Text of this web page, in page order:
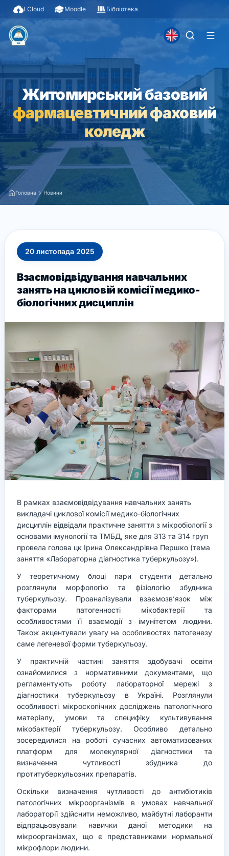
LCloud Moodle Бібліотека
Житомирський базовий
фармацевтичний фаховий
коледж
Головна Новини
20 листопада 2025
Взаємовідвідування навчальних
занять на цикловій комісії медико-
біологічних дисциплін
В рамках взаємовідвідування навчальних занять
викладачі циклової комісії медико-біологічних
дисциплін відвідали практичне заняття з мікробіології з
основами імунології та ТМБД, яке для 313 та 314 груп
провела голова цк Ірина Олександрівна Першко (тема
заняття «Лабораторна діагностика туберкульозу»).
У теоретичному блоці пари студенти детально
розглянули морфологію та фізіологію збудника
туберкульозу. Проаналізували взаємозв’язок між
факторами патогенності мікобактерії та
особливостями її взаємодії з імунітетом людини.
Також акцентували увагу на особливостях патогенезу
саме легеневої форми туберкульозу.
У практичній частині заняття здобувачі освіти
ознайомилися з нормативними документами, що
регламентують роботу лабораторної мережі з
діагностики туберкульозу в Україні. Розглянули
особливості мікроскопічних досліджень патологічного
матеріалу, умови та специфіку культивування
мікобактерії туберкульозу. Особливо детально
зосередилися на роботі сучасних автоматизованих
платформ для молекулярної діагностики та
визначення чутливості збудника до
протитуберкульозних препаратів.
Оскільки визначення чутливості до антибіотиків
патологічних мікроорганізмів в умовах навчальної
лабораторії здійснити неможливо, майбутні лаборанти
відпрацьовували навички даної методики на
мікроорганізмах, що є представниками нормальної
мікрофлори людини.